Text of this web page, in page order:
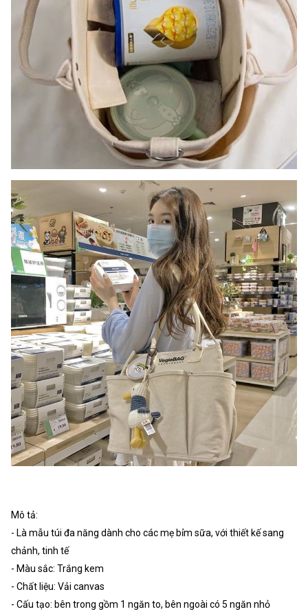
Mô tả:
- Là mẫu túi đa năng dành cho các mẹ bỉm sữa, với thiết kế sang
chảnh, tinh tế
- Màu sắc: Trắng kem
- Chất liệu: Vải canvas
- Cấu tạo: bên trong gồm 1 ngăn to, bên ngoài có 5 ngăn nhỏ